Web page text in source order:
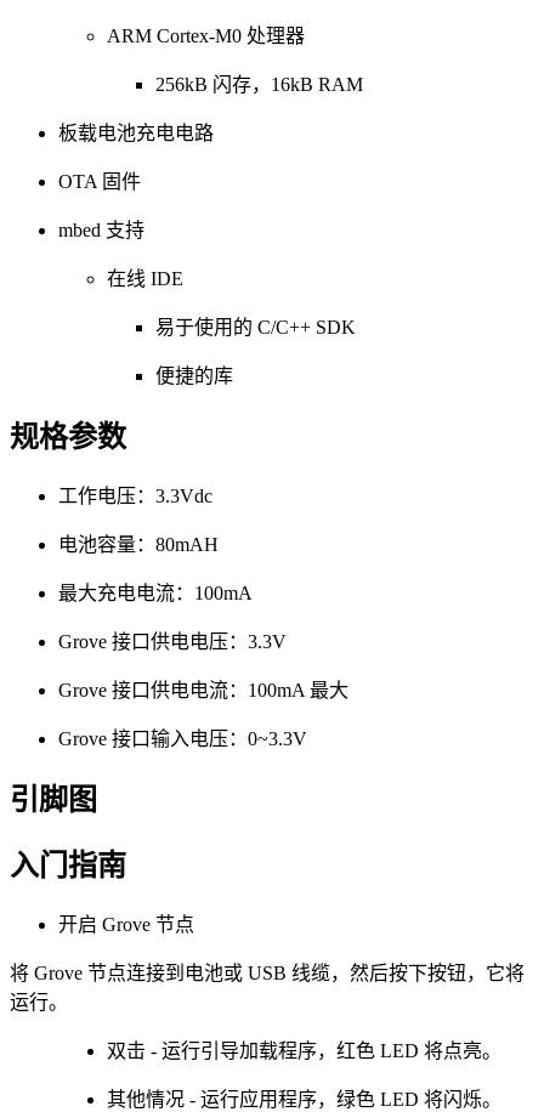
ARM Cortex-M0 处理器
256kB 闪存，16kB RAM
板载电池充电电路
OTA 固件
mbed 支持
在线 IDE
易于使用的 C/C++ SDK
便捷的库
规格参数
工作电压：3.3Vdc
电池容量：80mAH
最大充电电流：100mA
Grove 接口供电电压：3.3V
Grove 接口供电电流：100mA 最大
Grove 接口输入电压：0~3.3V
引脚图
入门指南
开启 Grove 节点
将 Grove 节点连接到电池或 USB 线缆，然后按下按钮，它将
运行。
双击 - 运行引导加载程序，红色 LED 将点亮。
其他情况 - 运行应用程序，绿色 LED 将闪烁。